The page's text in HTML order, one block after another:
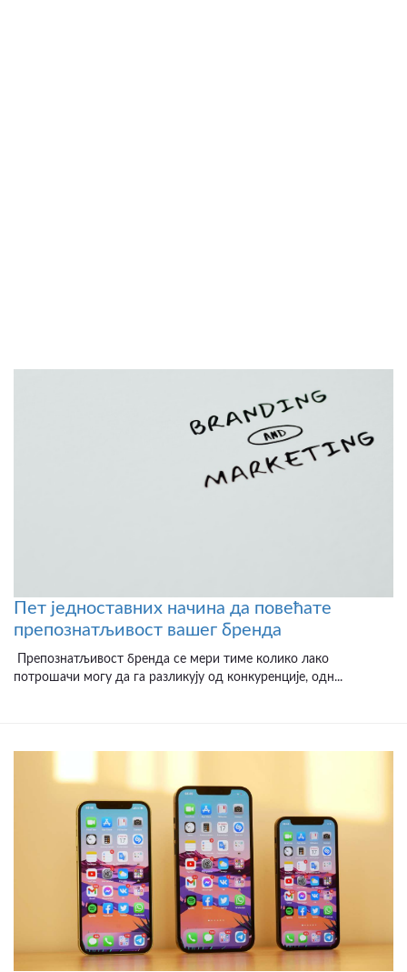
Пет једноставних начина да повећате
препознатљивост вашег бренда
Препознатљивост бренда се мери тиме колико лако
потрошачи могу да га разликују од конкуренције, одн...